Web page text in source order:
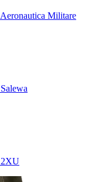
Aeronautica Militare
Salewa
2XU